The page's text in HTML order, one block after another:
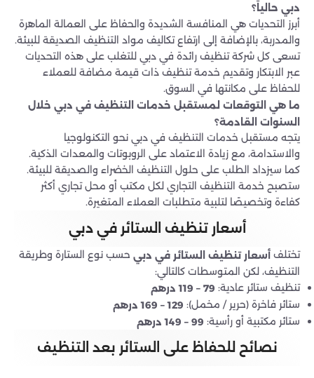
دبي حالياً؟
أبرز التحديات هي المنافسة الشديدة والحفاظ على العمالة الماهرة
والمدربة، بالإضافة إلى ارتفاع تكاليف مواد التنظيف الصديقة للبيئة.
تسعى كل شركة تنظيف رائدة في دبي للتغلب على هذه التحديات
عبر الابتكار وتقديم خدمة تنظيف ذات قيمة مضافة للعملاء
للحفاظ على مكانتها في السوق.
ما هي التوقعات لمستقبل خدمات التنظيف في دبي خلال
السنوات القادمة؟
يتجه مستقبل خدمات التنظيف في دبي نحو التكنولوجيا
والاستدامة، مع زيادة الاعتماد على الروبوتات والمعدات الذكية.
كما سيزداد الطلب على حلول التنظيف الخضراء والصديقة للبيئة.
ستصبح خدمة التنظيف التجاري لكل مكتب أو محل تجاري أكثر
كفاءة وتخصيصًا لتلبية متطلبات العملاء المتغيرة.
أسعار تنظيف الستائر في دبي
تختلف أسعار تنظيف الستائر في دبي حسب نوع الستارة وطريقة
التنظيف، لكن المتوسطات كالتالي:
تنظيف ستائر عادية: 79 – 119 درهم
ستائر فاخرة (حرير / مخمل): 129 – 169 درهم
ستائر مكتبية أو رأسية: 99 – 149 درهم
نصائح للحفاظ على الستائر بعد التنظيف